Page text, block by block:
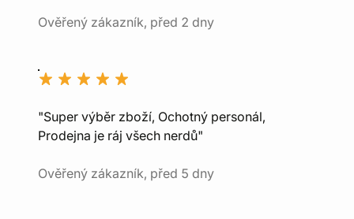
Ověřený zákazník, před 2 dny
"Super výběr zboží, Ochotný personál,
Prodejna je ráj všech nerdů"
Ověřený zákazník, před 5 dny